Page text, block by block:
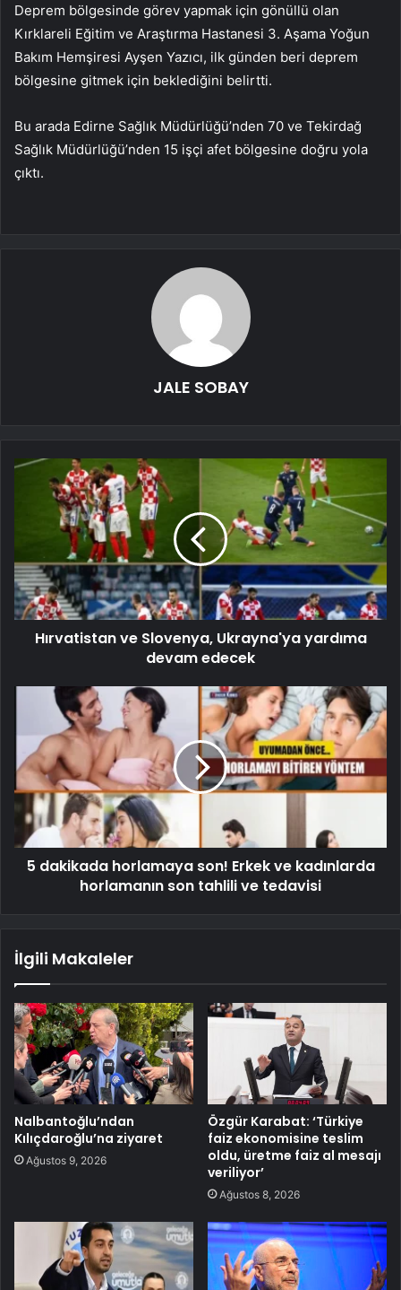
Deprem bölgesinde görev yapmak için gönüllü olan
Kırklareli Eğitim ve Araştırma Hastanesi 3. Aşama Yoğun
Bakım Hemşiresi Ayşen Yazıcı, ilk günden beri deprem
bölgesine gitmek için beklediğini belirtti.
Bu arada Edirne Sağlık Müdürlüğü’nden 70 ve Tekirdağ
Sağlık Müdürlüğü’nden 15 işçi afet bölgesine doğru yola
çıktı.
JALE SOBAY
Hırvatistan ve Slovenya, Ukrayna'ya yardıma
devam edecek
5 dakikada horlamaya son! Erkek ve kadınlarda
horlamanın son tahlili ve tedavisi
İlgili Makaleler
Nalbantoğlu’ndan
Kılıçdaroğlu’na ziyaret
Ağustos 9, 2026
Özgür Karabat: ‘Türkiye
faiz ekonomisine teslim
oldu, üretme faiz al mesajı
veriliyor’
Ağustos 8, 2026